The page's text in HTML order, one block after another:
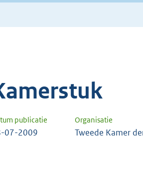
publicatie Organisatie
07-2009 Tweede Kamer